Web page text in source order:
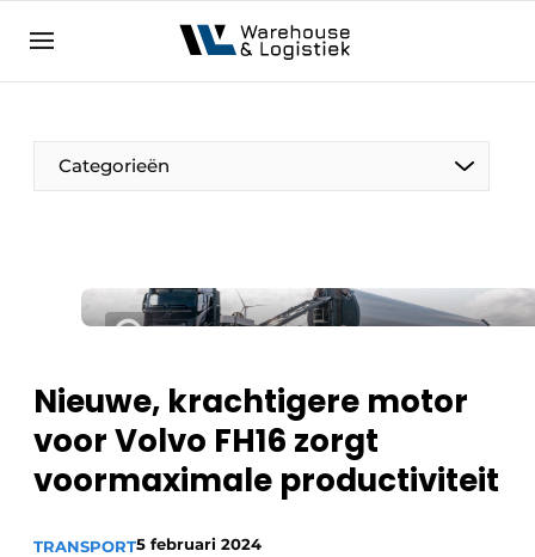
NL EN
Categorieën
Nieuwe, krachtigere motor
voor Volvo FH16 zorgt
voormaximale productiviteit
TRANSPORT5 februari 2024